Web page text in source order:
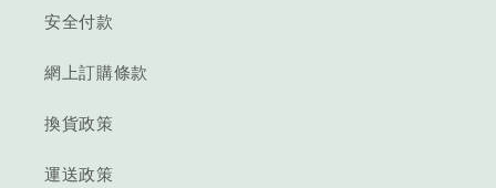
安全付款
網上訂購條款
換貨政策
運送政策